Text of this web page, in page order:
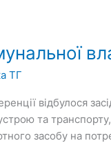
ТГ
відбулося
та
засобу на